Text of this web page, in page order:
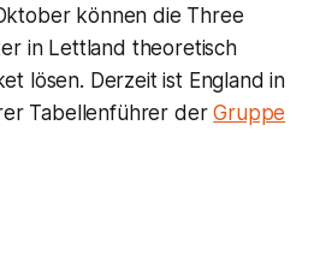
können die Three
in Lettland theoretisch
lösen. Derzeit ist England in
Tabellenführer derGruppe